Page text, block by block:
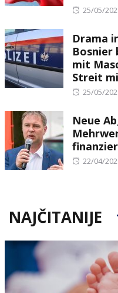
Posted
25/05/
Drama
Bosnier
mit
Streit
Posted
25/05/
Neue
Posted
22/04/
NAJČITANIJE